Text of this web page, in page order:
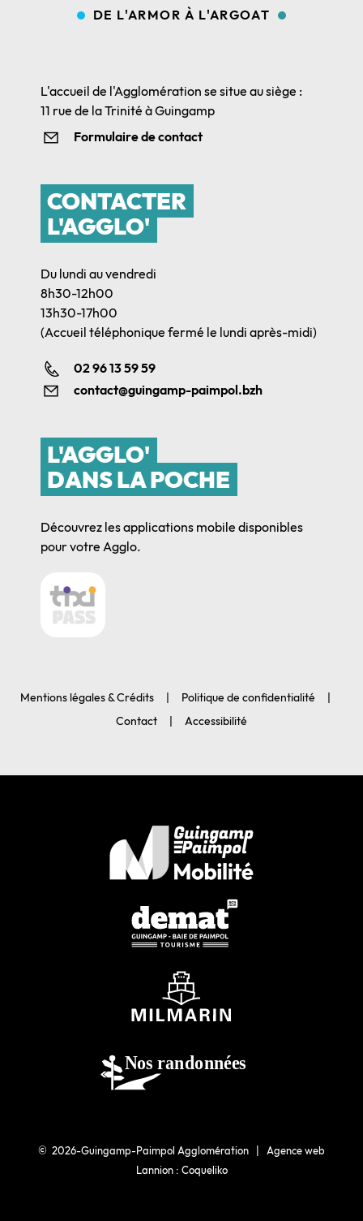
DE L'ARMOR À L'ARGOAT
L'accueil de l'Agglomération se situe au siège :
11 rue de la Trinité à Guingamp
Formulaire de contact
CONTACTER
L'AGGLO'
Du lundi au vendredi
8h30-12h00
13h30-17h00
(Accueil téléphonique fermé le lundi après-midi)
02 96 13 59 59
contact@guingamp-paimpol.bzh
L'AGGLO'
DANS LA POCHE
Découvrez les applications mobile disponibles
pour votre Agglo.
Mentions légales & Crédits
Politique de confidentialité
Contact
Accessibilité
© 2026-Guingamp-Paimpol Agglomération | Agence web
Lannion : Coqueliko